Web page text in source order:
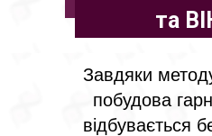
та
Завдяки
побудова
відбувається